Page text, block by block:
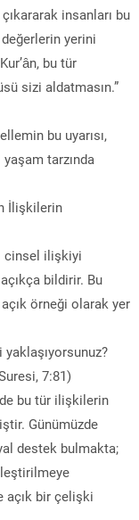
insanları bu
yerini
bu tür
sizi aldatmasın.”
bu uyarısı,
tarzında
İlişkilerin
cinsel ilişkiyi
bildirir. Bu
örneği olarak yer
yaklaşıyorsunuz?
7:81)
bu tür ilişkilerin
Günümüzde
destek bulmakta;
açık bir çelişki